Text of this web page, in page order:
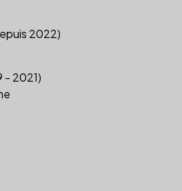
2022)
- 2021)